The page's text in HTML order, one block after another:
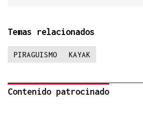
Temas relacionados
PIRAGUISMO KAYAK
Contenido patrocinado